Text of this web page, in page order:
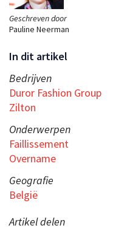
Geschreven door
Pauline Neerman
In dit artikel
Bedrijven
Duror Fashion Group
Zilton
Onderwerpen
Faillissement
Overname
Geografie
België
Artikel delen